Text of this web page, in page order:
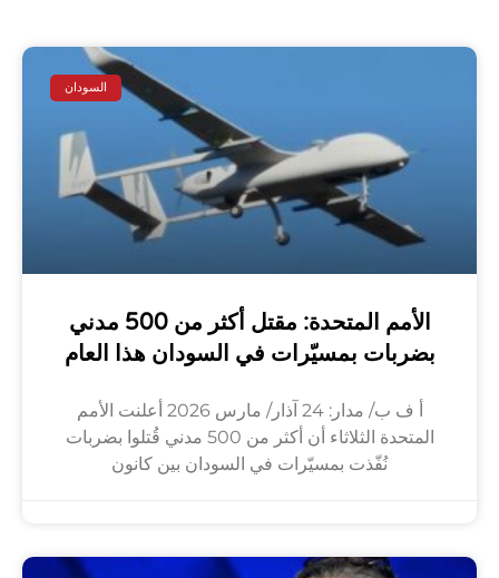
السودان
الأمم المتحدة: مقتل أكثر من 500 مدني
بضربات بمسيّرات في السودان هذا العام
أ ف ب/ مدار: 24 آذار/ مارس 2026 أعلنت الأمم
المتحدة الثلاثاء أن أكثر من 500 مدني قُتلوا بضربات
نُفّذت بمسيّرات في السودان بين كانون